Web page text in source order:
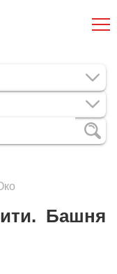
Башня